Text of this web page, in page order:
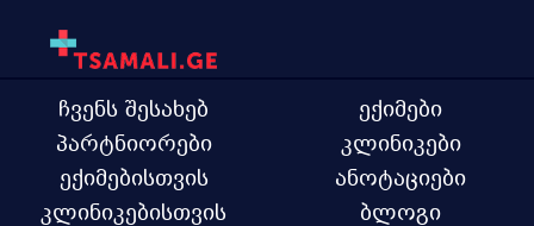
ჩვენს შესახებ
პარტნიორები
ექიმებისთვის
კლინიკებისთვის
ექიმები
კლინიკები
ანოტაციები
ბლოგი